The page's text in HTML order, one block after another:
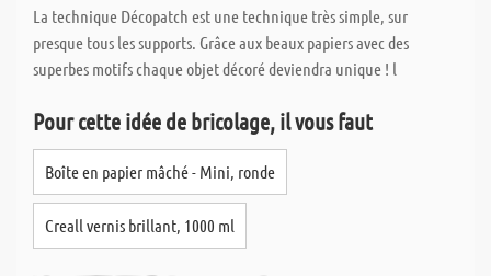
La technique Décopatch est une technique très simple, sur
presque tous les supports. Grâce aux beaux papiers avec des
superbes motifs chaque objet décoré deviendra unique ! l
Pour cette idée de bricolage, il vous faut
Boîte en papier mâché - Mini, ronde
Creall vernis brillant, 1000 ml